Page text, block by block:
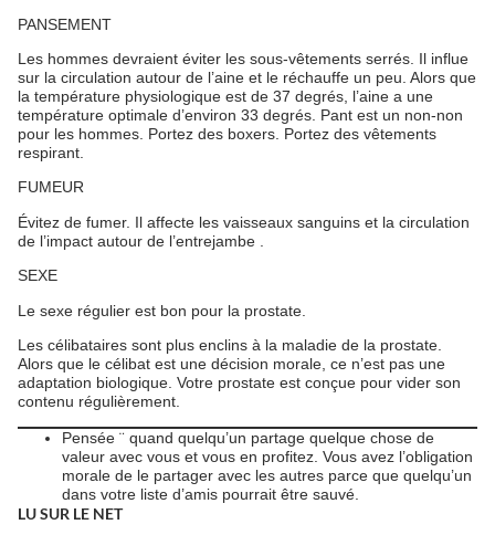
PANSEMENT
Les hommes devraient éviter les sous-vêtements serrés. Il influe
sur la circulation autour de l’aine et le réchauffe un peu. Alors que
la température physiologique est de 37 degrés, l’aine a une
température optimale d’environ 33 degrés. Pant est un non-non
pour les hommes. Portez des boxers. Portez des vêtements
respirant.
FUMEUR
Évitez de fumer. Il affecte les vaisseaux sanguins et la circulation
de l’impact autour de l’entrejambe .
SEXE
Le sexe régulier est bon pour la prostate.
Les célibataires sont plus enclins à la maladie de la prostate.
Alors que le célibat est une décision morale, ce n’est pas une
adaptation biologique. Votre prostate est conçue pour vider son
contenu régulièrement.
Pensée ¨ quand quelqu’un partage quelque chose de
valeur avec vous et vous en profitez. Vous avez l’obligation
morale de le partager avec les autres parce que quelqu’un
dans votre liste d’amis pourrait être sauvé.
LU SUR LE NET